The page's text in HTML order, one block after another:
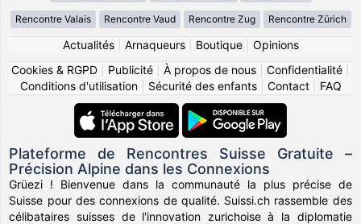
Rencontre Valais Rencontre Vaud Rencontre Zug Rencontre Zürich
Actualités| Arnaqueurs| Boutique| Opinions
Cookies & RGPD
Publicité À propos de nous Confidentialité
Conditions d'utilisation| Sécurité des enfants| Contact| FAQ
Plateforme de Rencontres Suisse Gratuite –
Précision Alpine dans les Connexions
Grüezi ! Bienvenue dans la communauté la plus précise de
Suisse pour des connexions de qualité. Suissi.ch rassemble des
célibataires suisses de l'innovation zurichoise à la diplomatie